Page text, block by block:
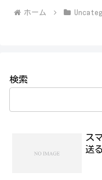
ホーム
検索
ス
送